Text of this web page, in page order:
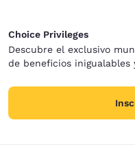
Choice Privileges
Descubre el exclusivo
de beneficios inigualables